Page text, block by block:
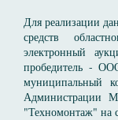
Для реализации
средств
электронный
пробедитель -
муниципальный
Администрации
"Техномонтаж" на